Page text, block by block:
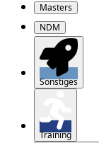
Masters
NDM
Sonstiges
Training